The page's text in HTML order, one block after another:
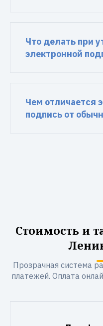
Что делать при
электронной
Чем отличается
подпись от
Стоимость и
Прозрачная система
платежей. Оплата